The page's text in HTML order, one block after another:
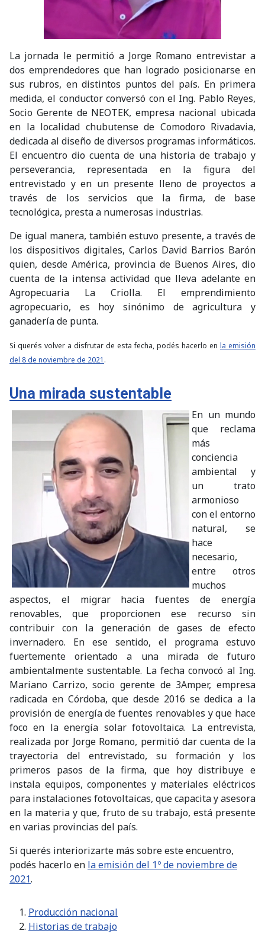
La jornada le permitió a Jorge Romano entrevistar a
dos emprendedores que han logrado posicionarse en
sus rubros, en distintos puntos del país. En primera
medida, el conductor conversó con el Ing. Pablo Reyes,
Socio Gerente de NEOTEK, empresa nacional ubicada
en la localidad chubutense de Comodoro Rivadavia,
dedicada al diseño de diversos programas informáticos.
El encuentro dio cuenta de una historia de trabajo y
perseverancia, representada en la figura del
entrevistado y en un presente lleno de proyectos a
través de los servicios que la firma, de base
tecnológica, presta a numerosas industrias.
De igual manera, también estuvo presente, a través de
los dispositivos digitales, Carlos David Barrios Barón
quien, desde América, provincia de Buenos Aires, dio
cuenta de la intensa actividad que lleva adelante en
Agropecuaria La Criolla. El emprendimiento
agropecuario, es hoy sinónimo de agricultura y
ganadería de punta.
Si querés volver a disfrutar de esta fecha, podés hacerlo en la emisión
del 8 de noviembre de 2021 .
Una mirada sustentable
En un mundo
que reclama
más
conciencia
ambiental y
un trato
armonioso
con el entorno
natural, se
hace
necesario,
entre otros
muchos
aspectos, el migrar hacia fuentes de energía
renovables, que proporcionen ese recurso sin
contribuir con la generación de gases de efecto
invernadero. En ese sentido, el programa estuvo
fuertemente orientado a una mirada de futuro
ambientalmente sustentable. La fecha convocó al Ing.
Mariano Carrizo, socio gerente de 3Amper, empresa
radicada en Córdoba, que desde 2016 se dedica a la
provisión de energía de fuentes renovables y que hace
foco en la energía solar fotovoltaica. La entrevista,
realizada por Jorge Romano, permitió dar cuenta de la
trayectoria del entrevistado, su formación y los
primeros pasos de la firma, que hoy distribuye e
instala equipos, componentes y materiales eléctricos
para instalaciones fotovoltaicas, que capacita y asesora
en la materia y que, fruto de su trabajo, está presente
en varias provincias del país.
Si querés interiorizarte más sobre este encuentro,
podés hacerlo en la emisión del 1º de noviembre de
2021.
Producción nacional
Historias de trabajo